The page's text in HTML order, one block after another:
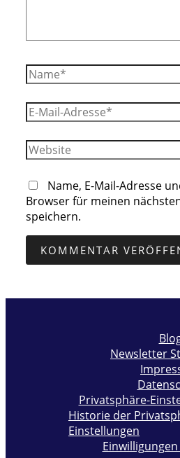
Name*
E-
Mail-
Adresse*
Website
Name, E-Mail-Adresse
Browser für meinen
speichern.
Newsletter
Privatsphäre-
Historie der
Einstellungen